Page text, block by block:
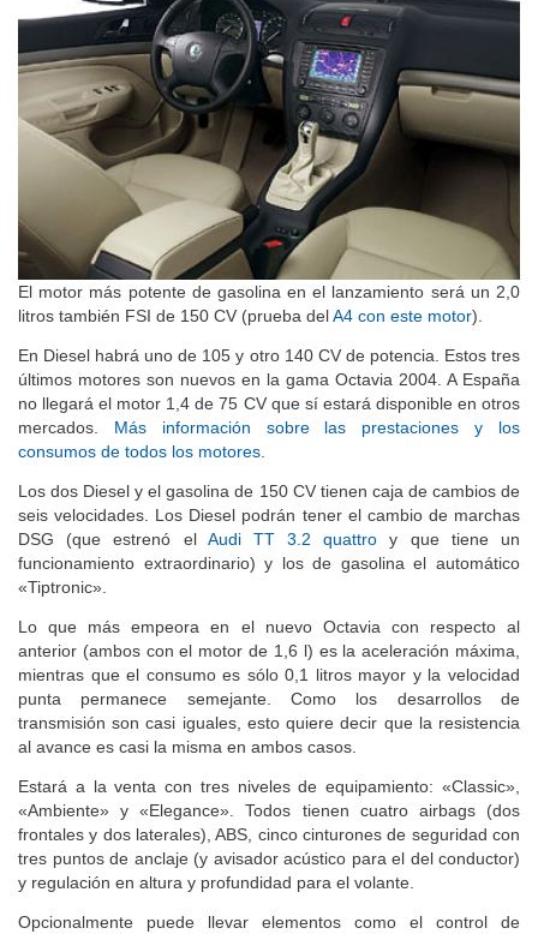
El motor más potente de gasolina en el lanzamiento será un 2,0
litros también FSI de 150 CV (prueba delA4 con este motor).
En Diesel habrá uno de 105 y otro 140 CV de potencia. Estos tres
últimos motores son nuevos en la gama Octavia 2004. A España
no llegará el motor 1,4 de 75 CV que sí estará disponible en otros
mercados. Más información sobre las prestaciones y los
consumos de todos los motores.
Los dos Diesel y el gasolina de 150 CV tienen caja de cambios de
seis velocidades. Los Diesel podrán tener el cambio de marchas
DSG (que estrenó el Audi TT 3.2 quattro y que tiene un
funcionamiento extraordinario) y los de gasolina el automático
«Tiptronic».
Lo que más empeora en el nuevo Octavia con respecto al
anterior (ambos con el motor de 1,6 l) es la aceleración máxima,
mientras que el consumo es sólo 0,1 litros mayor y la velocidad
punta permanece semejante. Como los desarrollos de
transmisión son casi iguales, esto quiere decir que la resistencia
al avance es casi la misma en ambos casos.
Estará a la venta con tres niveles de equipamiento: «Classic»,
«Ambiente» y «Elegance». Todos tienen cuatro airbags (dos
frontales y dos laterales), ABS, cinco cinturones de seguridad con
tres puntos de anclaje (y avisador acústico para el del conductor)
y regulación en altura y profundidad para el volante.
Opcionalmente puede llevar elementos como el control de